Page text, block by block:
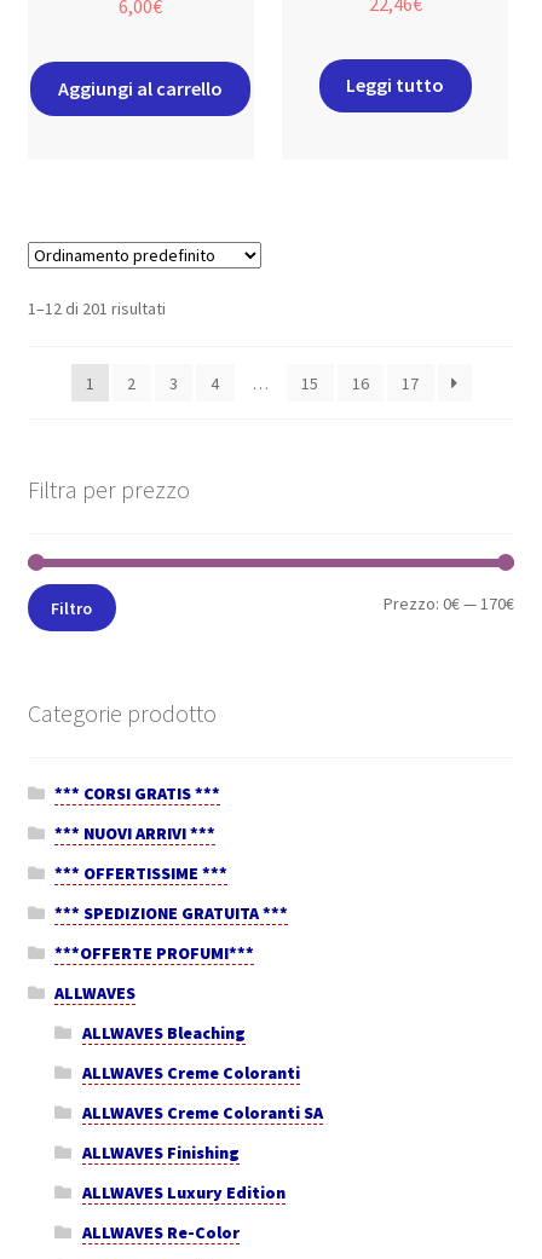
6,00€
Aggiungi al carrello Leggi tutto
1–12 di 201 risultati
1 2 3 4 … 15 16 17
Filtra per prezzo
Filtro Prezzo:0€—170€
Categorie prodotto
*** CORSI GRATIS ***
*** NUOVI ARRIVI ***
*** OFFERTISSIME ***
*** SPEDIZIONE GRATUITA ***
***OFFERTE PROFUMI***
ALLWAVES
ALLWAVES Bleaching
ALLWAVES Creme Coloranti
ALLWAVES Creme Coloranti SA
ALLWAVES Finishing
ALLWAVES Luxury Edition
ALLWAVES Re-Color